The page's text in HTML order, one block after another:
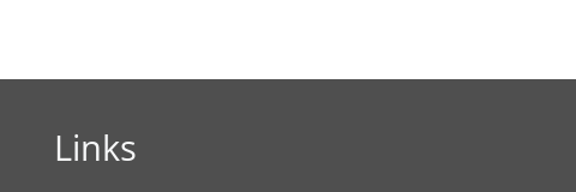
Links